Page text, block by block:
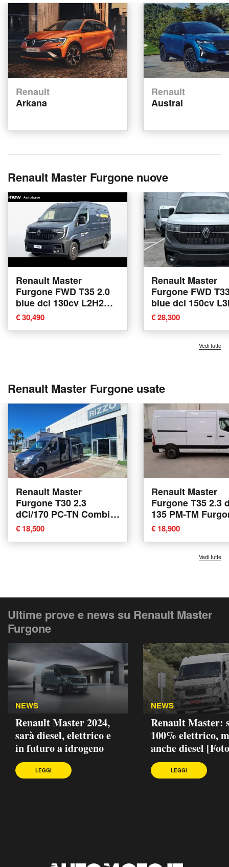
Renault
Arkana
Renault
Austral
Renault Master Furgone nuove
Renault Master
Furgone FWD T35 2.0
blue dci 130cv L2H2
nuova a Albignasego
€ 30,490
Renault Master
Furgone FWD
blue dci 150cv
eag9 nuova a
Conegliano
€ 28,300
Vedi tutte
Renault Master Furgone usate
Renault Master
Furgone T30 2.3
dCi/170 PC-TN Combi
Twin Turbo S&S del
2019 usata a Surano
€ 18,500
Renault Master
Furgone T35 2.3
135 PM-TM
Plus del 2021
Belpasso
€ 18,900
Vedi tutte
Ultime prove e news su Renault Master
Furgone
NEWS
Renault Master 2024,
sarà diesel, elettrico e
in futuro a idrogeno
LEGGI
NEWS
Renault Master:
100% elettrico,
anche diesel
LEGGI